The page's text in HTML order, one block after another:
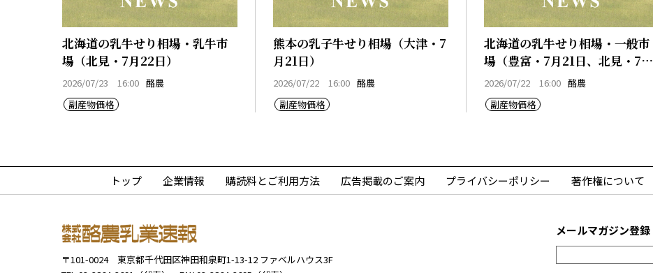
北海道の乳牛せり相場・乳牛市
場（北見・7月22日）
2026/07/23 16:00 酪農
副産物価格
熊本の乳子牛せり相場（大津・7
月21日）
2026/07/22 16:00 酪農
副産物価格
北海道の乳牛せり相場・一般市
場（豊富・7月21日、北見・7月
21日、早来・7月21日）
2026/07/22 16:00 酪農
副産物価格
トップ 企業情報 購読料とご利用方法 広告掲載のご案内 プライバシーポリシー 著作権について
〒101-0024 東京都千代田区神田和泉町1-13-12 ファベルハウス3F
メールマガジン登録